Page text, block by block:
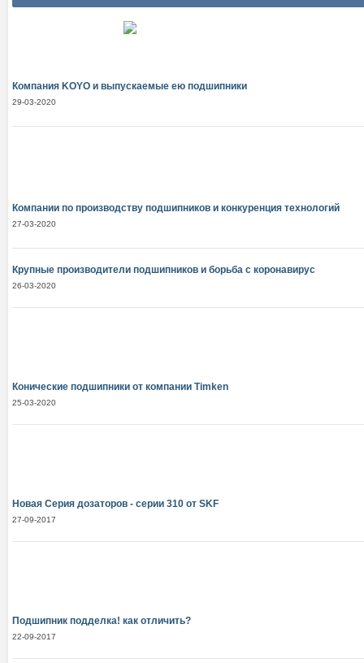
Компания KOYO и выпускаемые ею подшипники
29-03-2020
Компании по производству подшипников и конкуренция технологий
27-03-2020
Крупные производители подшипников и борьба с коронавирус
26-03-2020
Конические подшипники от компании Тimken
25-03-2020
Новая Серия дозаторов - серии 310 от SKF
27-09-2017
Подшипник подделка! как отличить?
22-09-2017